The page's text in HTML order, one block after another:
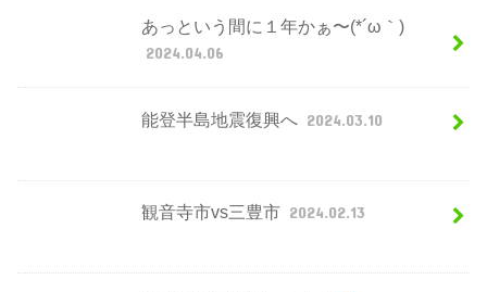
あっという間に１年かぁ〜(*´ω｀)
2024.04.06
能登半島地震復興へ 2024.03.10
観音寺市vs三豊市 2024.02.13